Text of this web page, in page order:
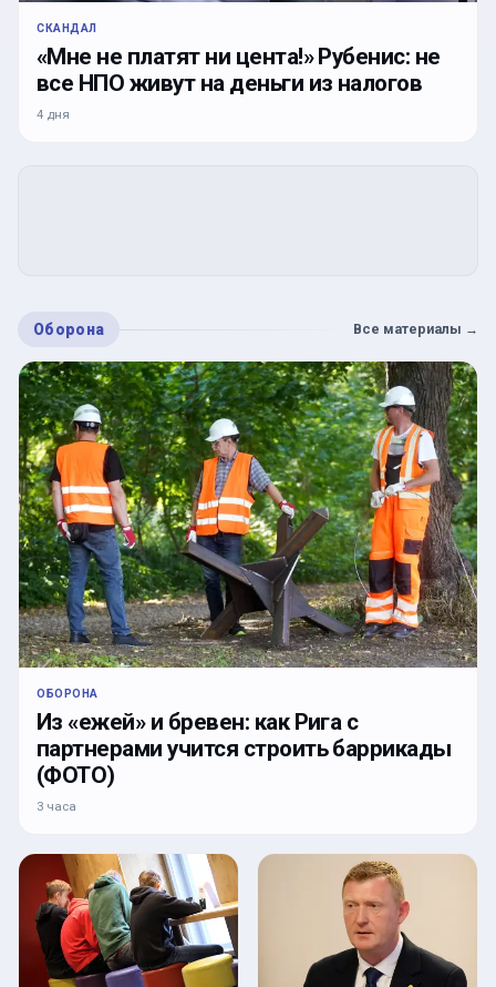
СКАНДАЛ
«Мне не платят ни цента!» Рубенис: не
все НПО живут на деньги из налогов
4 дня
Оборона Все материалы →
ОБОРОНА
Из «ежей» и бревен: как Рига с
партнерами учится строить баррикады
(ФОТО)
3 часа